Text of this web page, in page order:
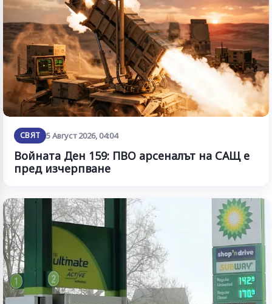
СВЯТ 5 Август 2026, 04:04
Войната Ден 159: ПВО арсеналът на САЩ е
пред изчерпване